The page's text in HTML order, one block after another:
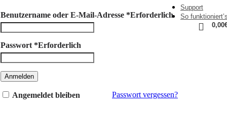
Support
So
Benutzername oder E-Mail-Adresse *Erforderlich
Passwort *Erforderlich
Anmelden
Passwort vergessen?
Angemeldet bleiben
0,00